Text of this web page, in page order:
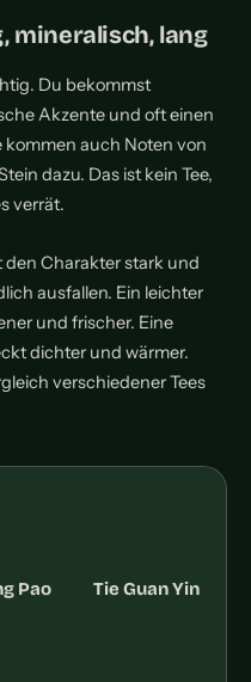
mineralisch, lang
Du bekommst
Akzente und oft einen
kommen auch Noten von
dazu. Das ist kein Tee,
verrät.
Charakter stark und
ausfallen. Ein leichter
und frischer. Eine
dichter und wärmer.
verschiedener Tees
Pao Tie Guan Yin